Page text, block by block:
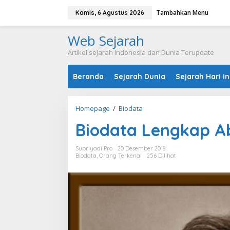
Kamis, 6 Agustus 2026 Tambahkan Menu
Web Sejarah
Artikel sejarah Indonesia dan Dunia Terupdate
Beranda Sejarah Dunia Sejarah Hari
Homepage / Biodata
o
d
a
L
e
Biodata Lengkap
Supriyadi Pro
20 Desember 2018
Biodata, Orang Terkenal 256 Dilihat